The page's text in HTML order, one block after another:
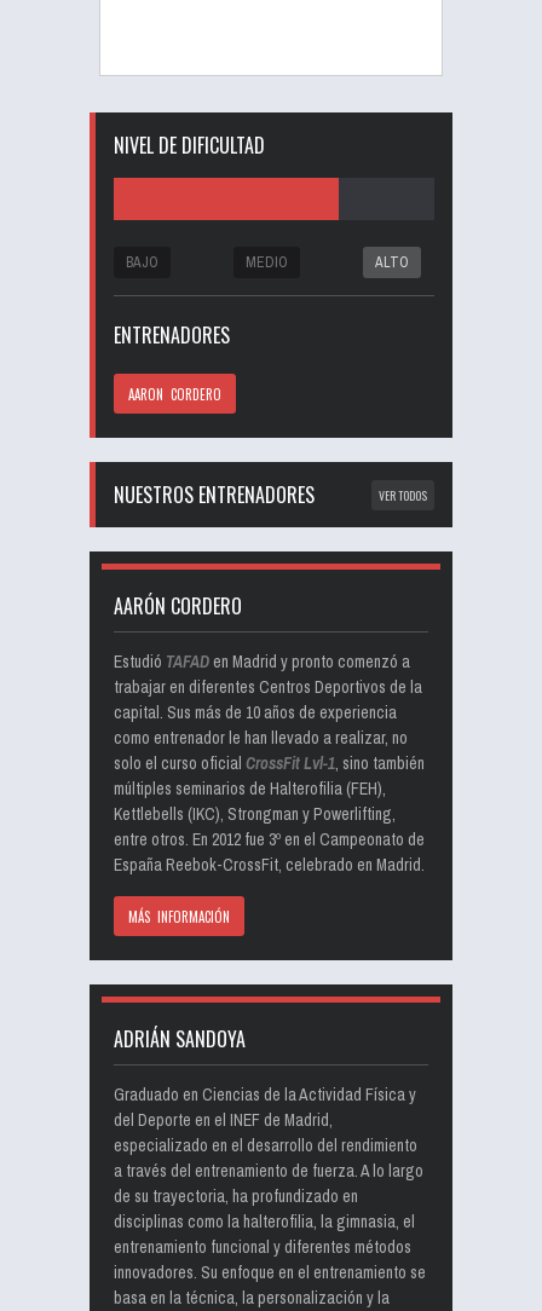
NIVEL DE DIFICULTAD
BAJO MEDIO ALTO
ENTRENADORES
AARON CORDERO
NUESTROS ENTRENADORES VER TODOS
AARÓN CORDERO
Estudió TAFAD en Madrid y pronto comenzó a
trabajar en diferentes Centros Deportivos de la
capital. Sus más de 10 años de experiencia
como entrenador le han llevado a realizar, no
solo el curso oficial CrossFit Lvl-1, sino también
múltiples seminarios de Halterofilia (FEH),
Kettlebells (IKC), Strongman y Powerlifting,
entre otros. En 2012 fue 3º en el Campeonato de
España Reebok-CrossFit, celebrado en Madrid.
MÁS INFORMACIÓN
ADRIÁN SANDOYA
Graduado en Ciencias de la Actividad Física y
del Deporte en el INEF de Madrid,
especializado en el desarrollo del rendimiento
a través del entrenamiento de fuerza. A lo largo
de su trayectoria, ha profundizado en
disciplinas como la halterofilia, la gimnasia, el
entrenamiento funcional y diferentes métodos
innovadores. Su enfoque en el entrenamiento se
basa en la técnica, la personalización y la